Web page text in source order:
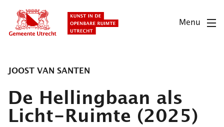
en
naar
gaan
Menu
JOOST VAN SANTEN
De Hellingbaan als
Licht-Ruimte (2025)